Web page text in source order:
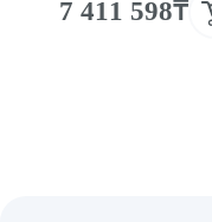
7 411 598₸